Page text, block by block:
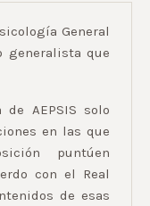
General
generalista que
AEPSIS solo
en las que
puntúen
con el Real
de esas